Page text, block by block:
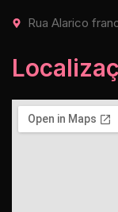
Rua Alarico